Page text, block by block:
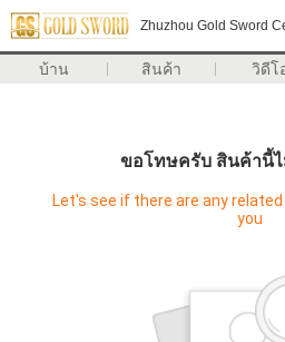
Zhuzhou Gold Sword
บ้าน สินค้า วิดีโ
ขอโทษครับ สินค้านี้
Let's see if there are any
you